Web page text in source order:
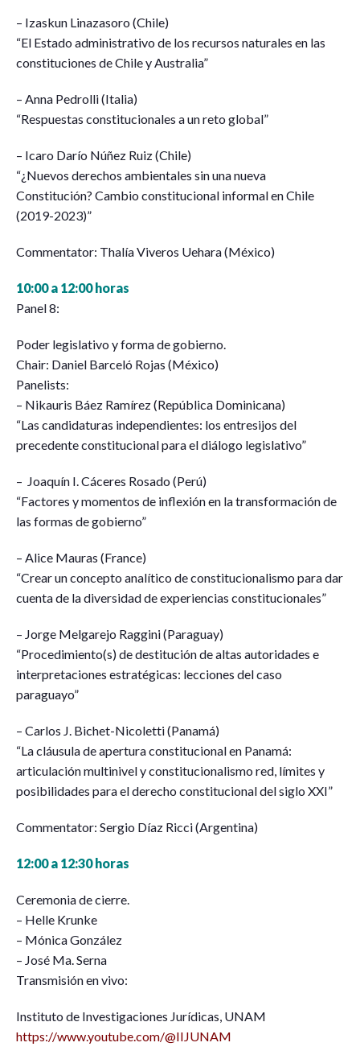
– Izaskun Linazasoro (Chile)
“El Estado administrativo de los recursos naturales en las
constituciones de Chile y Australia”
– Anna Pedrolli (Italia)
“Respuestas constitucionales a un reto global”
– Icaro Darío Núñez Ruiz (Chile)
“¿Nuevos derechos ambientales sin una nueva
Constitución? Cambio constitucional informal en Chile
(2019-2023)”
Commentator: Thalía Viveros Uehara (México)
10:00 a 12:00 horas
Panel 8:
Poder legislativo y forma de gobierno.
Chair: Daniel Barceló Rojas (México)
Panelists:
– Nikauris Báez Ramírez (República Dominicana)
“Las candidaturas independientes: los entresijos del
precedente constitucional para el diálogo legislativo”
– Joaquín I. Cáceres Rosado (Perú)
“Factores y momentos de inflexión en la transformación de
las formas de gobierno”
– Alice Mauras (France)
“Crear un concepto analítico de constitucionalismo para dar
cuenta de la diversidad de experiencias constitucionales”
– Jorge Melgarejo Raggini (Paraguay)
“Procedimiento(s) de destitución de altas autoridades e
interpretaciones estratégicas: lecciones del caso
paraguayo”
– Carlos J. Bichet-Nicoletti (Panamá)
“La cláusula de apertura constitucional en Panamá:
articulación multinivel y constitucionalismo red, límites y
posibilidades para el derecho constitucional del siglo XXI”
Commentator: Sergio Díaz Ricci (Argentina)
12:00 a 12:30 horas
Ceremonia de cierre.
– Helle Krunke
– Mónica González
– José Ma. Serna
Transmisión en vivo:
Instituto de Investigaciones Jurídicas, UNAM
https://www.youtube.com/@IIJUNAM